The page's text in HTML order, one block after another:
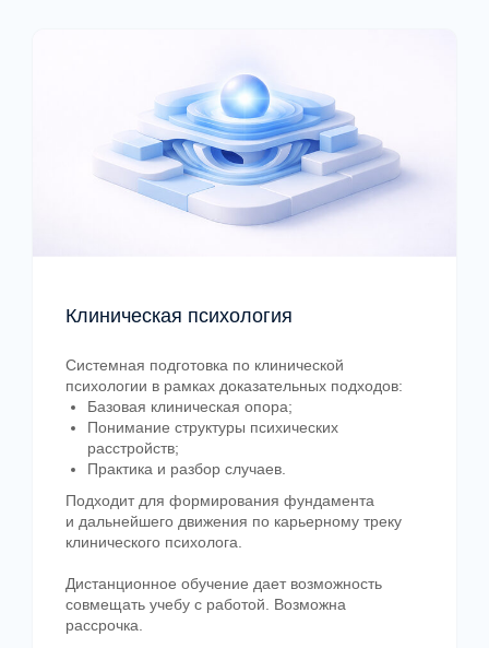
Клиническая психология
Системная подготовка по клинической
психологии в рамках доказательных подходов:
Базовая клиническая опора;
Понимание структуры психических
расстройств;
Практика и разбор случаев.
Подходит для формирования фундамента
и дальнейшего движения по карьерному треку
клинического психолога.
Дистанционное обучение дает возможность
совмещать учебу с работой. Возможна
рассрочка.
Обучение построено как последовательная
развитие
Как устроена
система подготовки
специалиста
в MHC?